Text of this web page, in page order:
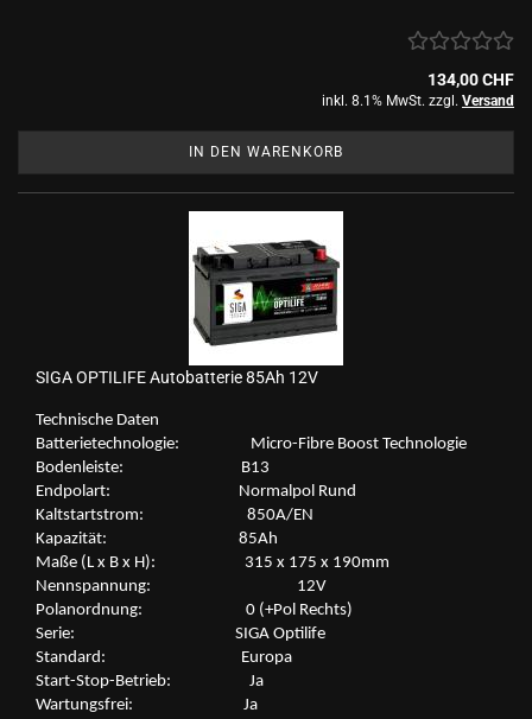
134,00 CHF
inkl. 8.1% MwSt. zzgl. Versand
IN DEN WARENKORB
SIGA OP­TI­LI­FE Au­to­bat­te­rie 85Ah 12V
Tech­ni­sche Daten
Bat­te­rie­tech­no­lo­gie: Micro-​Fibre Boost Tech­no­lo­gie
Bo­den­leis­te: B13
End­po­lart: Nor­mal­pol Rund
Kalt­start­strom: 850A/EN
Ka­pa­zi­tät: 85Ah
Maße (L x B x H): 315 x 175 x 190mm
Nenn­span­nung: 12V
Po­l­an­ord­nung: 0 (+Pol Rechts)
Serie: SIGA Op­ti­li­fe
Stan­dard: Eu­ro­pa
Start-​Stop-Betrieb: Ja
War­tungs­frei: Ja